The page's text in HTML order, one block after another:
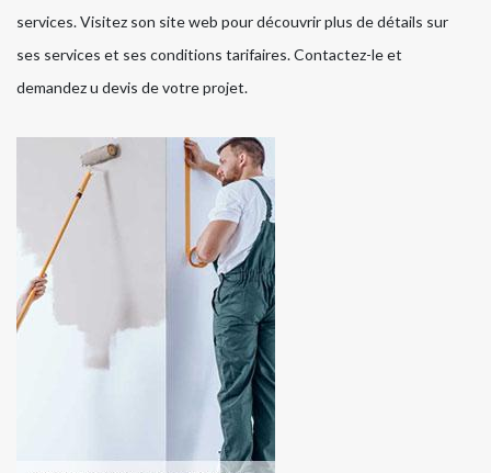
services. Visitez son site web pour découvrir plus de détails sur
ses services et ses conditions tarifaires. Contactez-le et
demandez u devis de votre projet.